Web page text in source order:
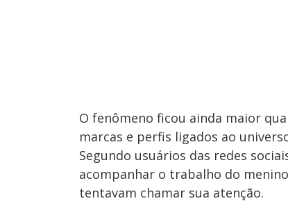
O fenômeno ficou ainda maior
marcas e perfis ligados ao
Segundo usuários das redes
acompanhar o trabalho do
tentavam chamar sua atenção.